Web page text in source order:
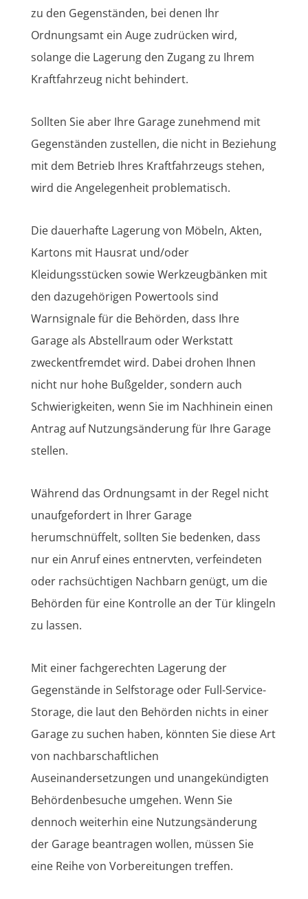
zu den Gegenständen, bei denen Ihr
Ordnungsamt ein Auge zudrücken wird,
solange die Lagerung den Zugang zu Ihrem
Kraftfahrzeug nicht behindert.
Sollten Sie aber Ihre Garage zunehmend mit
Gegenständen zustellen, die nicht in Beziehung
mit dem Betrieb Ihres Kraftfahrzeugs stehen,
wird die Angelegenheit problematisch.
Die dauerhafte Lagerung von Möbeln, Akten,
Kartons mit Hausrat und/oder
Kleidungsstücken sowie Werkzeugbänken mit
den dazugehörigen Powertools sind
Warnsignale für die Behörden, dass Ihre
Garage als Abstellraum oder Werkstatt
zweckentfremdet wird. Dabei drohen Ihnen
nicht nur hohe Bußgelder, sondern auch
Schwierigkeiten, wenn Sie im Nachhinein einen
Antrag auf Nutzungsänderung für Ihre Garage
stellen.
Während das Ordnungsamt in der Regel nicht
unaufgefordert in Ihrer Garage
herumschnüffelt, sollten Sie bedenken, dass
nur ein Anruf eines entnervten, verfeindeten
oder rachsüchtigen Nachbarn genügt, um die
Behörden für eine Kontrolle an der Tür klingeln
zu lassen.
Mit einer fachgerechten Lagerung der
Gegenstände in Selfstorage oder Full-Service-
Storage, die laut den Behörden nichts in einer
Garage zu suchen haben, könnten Sie diese Art
von nachbarschaftlichen
Auseinandersetzungen und unangekündigten
Behördenbesuche umgehen. Wenn Sie
dennoch weiterhin eine Nutzungsänderung
der Garage beantragen wollen, müssen Sie
eine Reihe von Vorbereitungen treffen.